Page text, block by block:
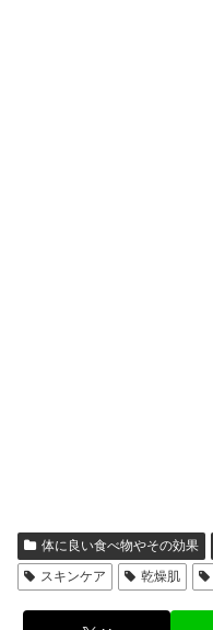
体に良い食べ物やその効果
スキンケア
乾燥肌